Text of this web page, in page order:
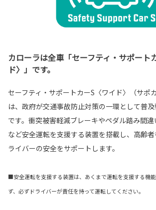
カローラは全車「セーフティ・サポート
ド〉」です。
セーフティ・サポートカーS〈ワイド〉（サポ
は、政府が交通事故防止対策の一環として普
です。衝突被害軽減ブレーキやペダル踏み間
など安全運転を支援する装置を搭載し、高齢
ライバーの安全をサポートします。
■安全運転を支援する装置は、あくまで運転を支援する機
ず、必ずドライバーが責任を持って運転してください。